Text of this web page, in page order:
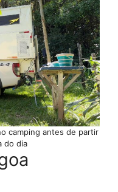
camping antes de partir
do dia